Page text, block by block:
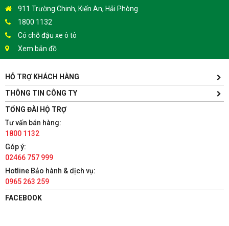
911 Trường Chinh, Kiến An, Hải Phòng
1800 1132
Có chỗ đậu xe ô tô
Xem bản đồ
TÀI PHÁT SPORT - HƯNG YÊN
Yên Lịch, Xã Dân Tiến, Huyện Khoái Châu, Hưng Yên(Gần
Trường ĐH Sư Phạm Kỹ Thuật Hưng Yên cách 300m)
1800 1132
Có chỗ đậu xe ô tô
TÀI PHÁT SPORT - HÀ NAM
86 Châu Cầu, Phường Minh Khai, Thành phố Phủ Lý, Hà Nam
1800 1132
TỔNG ĐÀI HỘ TRỢ
Tư vấn bán hàng:
1800 1132
Góp ý:
02466 757 999
Hotline Bảo hành & dịch vụ:
0965 263 259
HỖ TRỢ KHÁCH HÀNG
THÔNG TIN CÔNG TY
FACEBOOK